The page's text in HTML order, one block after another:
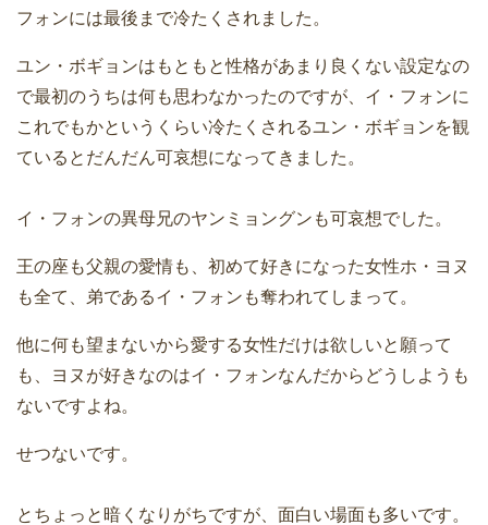
フォンには最後まで冷たくされました。
ユン・ボギョンはもともと性格があまり良くない設定なの
で最初のうちは何も思わなかったのですが、イ・フォンに
これでもかというくらい冷たくされるユン・ボギョンを観
ているとだんだん可哀想になってきました。
イ・フォンの異母兄のヤンミョングンも可哀想でした。
王の座も父親の愛情も、初めて好きになった女性ホ・ヨヌ
も全て、弟であるイ・フォンも奪われてしまって。
他に何も望まないから愛する女性だけは欲しいと願って
も、ヨヌが好きなのはイ・フォンなんだからどうしようも
ないですよね。
せつないです。
とちょっと暗くなりがちですが、面白い場面も多いです。